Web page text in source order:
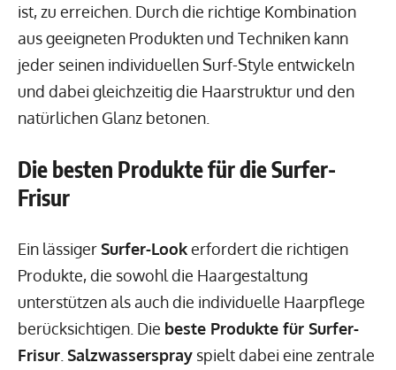
ist, zu erreichen. Durch die richtige Kombination
aus geeigneten Produkten und Techniken kann
jeder seinen individuellen Surf-Style entwickeln
und dabei gleichzeitig die Haarstruktur und den
natürlichen Glanz betonen.
Die besten Produkte für die Surfer-
Frisur
Ein lässiger Surfer-Lookerfordert die richtigen
Produkte, die sowohl die Haargestaltung
unterstützen als auch die individuelle Haarpflege
berücksichtigen. Die beste Produkte für Surfer-
Frisur Salzwasserspray spielt dabei eine zentrale